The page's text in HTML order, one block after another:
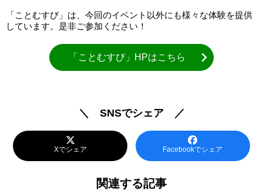
「ことむすび」は、今回のイベント以外にも様々な体験を提供
しています。是非ご参加ください！
「ことむすび」HPはこちら
＼ SNSでシェア ／
Xでシェア Facebookでシェア
関連する記事